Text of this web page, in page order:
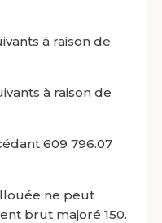
à raison de
à raison de
609 796.07
ne peut
brut majoré 150.